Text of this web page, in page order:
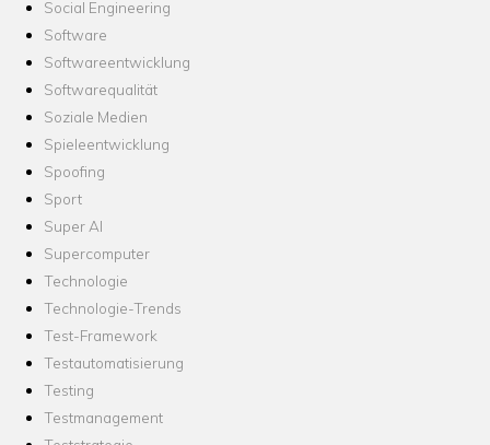
Social Engineering
Software
Softwareentwicklung
Softwarequalität
Soziale Medien
Spieleentwicklung
Spoofing
Sport
Super AI
Supercomputer
Technologie
Technologie-Trends
Test-Framework
Testautomatisierung
Testing
Testmanagement